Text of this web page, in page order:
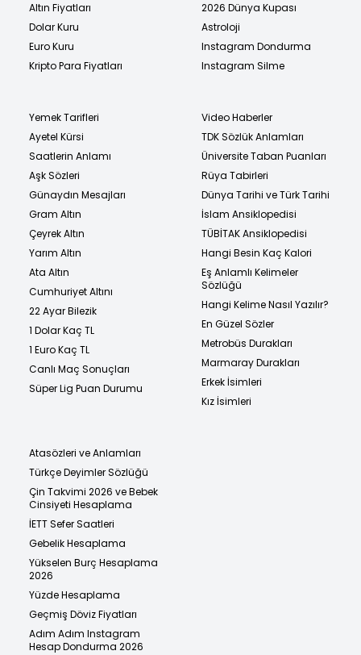
Altın Fiyatları
Dolar Kuru
Euro Kuru
Kripto Para Fiyatları
2026 Dünya Kupası
Astroloji
Instagram Dondurma
Instagram Silme
Yemek Tarifleri
Ayetel Kürsi
Saatlerin Anlamı
Aşk Sözleri
Günaydın Mesajları
Gram Altın
Çeyrek Altın
Yarım Altın
Ata Altın
Cumhuriyet Altını
22 Ayar Bilezik
1 Dolar Kaç TL
1 Euro Kaç TL
Canlı Maç Sonuçları
Süper Lig Puan Durumu
Video Haberler
TDK Sözlük Anlamları
Üniversite Taban Puanları
Rüya Tabirleri
Dünya Tarihi ve Türk Tarihi
İslam Ansiklopedisi
TÜBİTAK Ansiklopedisi
Hangi Besin Kaç Kalori
Eş Anlamlı Kelimeler
Sözlüğü
Hangi Kelime Nasıl Yazılır?
En Güzel Sözler
Metrobüs Durakları
Marmaray Durakları
Erkek İsimleri
Kız İsimleri
Atasözleri ve Anlamları
Türkçe Deyimler Sözlüğü
Çin Takvimi 2026 ve Bebek
Cinsiyeti Hesaplama
İETT Sefer Saatleri
Gebelik Hesaplama
Yükselen Burç Hesaplama
2026
Yüzde Hesaplama
Geçmiş Döviz Fiyatları
Adım Adım Instagram
Hesap Dondurma 2026